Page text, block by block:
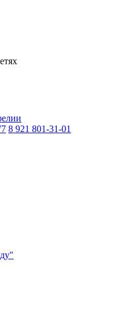
8 921 801-31-01